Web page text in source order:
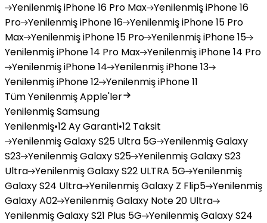
YenilenmişiPhone 16 Pro Max YenilenmişiPhone 16
Pro YenilenmişiPhone 16 YenilenmişiPhone 15 Pro
Max YenilenmişiPhone 15 Pro YenilenmişiPhone 15
YenilenmişiPhone 14 Pro Max YenilenmişiPhone 14 Pro
YenilenmişiPhone 14 YenilenmişiPhone 13
YenilenmişiPhone 12 YenilenmişiPhone 11
Tüm Yenilenmiş Apple'ler
Yenilenmiş Samsung
Yenilenmiş•12 Ay Garanti•12 Taksit
YenilenmişGalaxy S25 Ultra 5G YenilenmişGalaxy
S23 YenilenmişGalaxy S25 YenilenmişGalaxy S23
Ultra YenilenmişGalaxy S22 ULTRA 5G Yenilenmiş
Galaxy S24 Ultra YenilenmişGalaxy Z Flip5 Yenilenmiş
Galaxy A02 YenilenmişGalaxy Note 20 Ultra
YenilenmişGalaxy S21 Plus 5G YenilenmişGalaxy S24